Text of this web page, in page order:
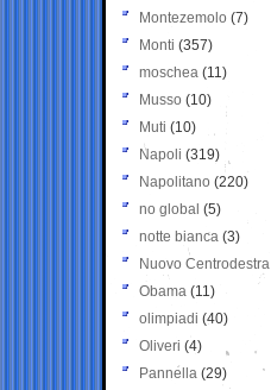
Montezemolo (7)
Monti (357)
moschea (11)
Musso (10)
Muti (10)
Napoli (319)
Napolitano (220)
no global (5)
notte bianca (3)
Nuovo Centrodestra
Obama (11)
olimpiadi (40)
Oliveri (4)
Pannella (29)